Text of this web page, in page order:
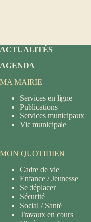
ACTUALITÉS
AGENDA
MA MAIRIE
Services en ligne
Publications
Services municipaux
Vie municipale
MON QUOTIDIEN
Cadre de vie
Enfance / Jeunesse
Se déplacer
Sécurité
Social / Santé
Travaux en cours